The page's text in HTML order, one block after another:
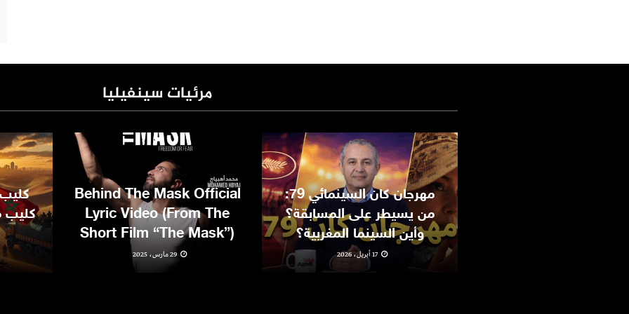
مرئيات سينفيليا
مهرجان كان السينمائي 79:
من يسيطر على المسابقة؟
وأين السينما المغربية؟
17 أبريل، 2026
Behind The Mask Official
Lyric Video (From The
Short Film “The Mask”)
29 مارس، 2025
كليب